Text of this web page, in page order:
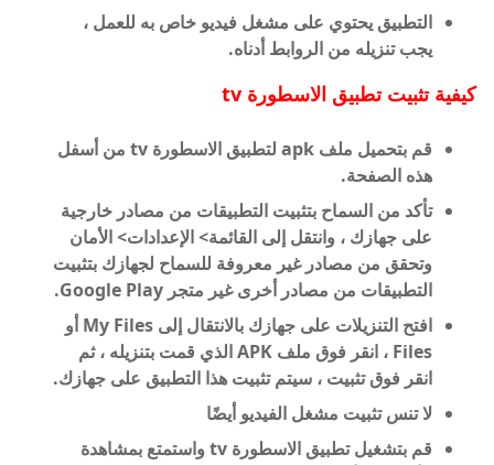
التطبيق يحتوي على مشغل فيديو خاص به للعمل ،
يجب تنزيله من الروابط أدناه.
كيفية تثبيت تطبيق الاسطورة tv
قم بتحميل ملف apk لتطبيق الاسطورة tv
من أسفل
هذه الصفحة.
تأكد من السماح بتثبيت التطبيقات من مصادر خارجية
على جهازك ، وانتقل إلى القائمة> الإعدادات> الأمان
وتحقق من مصادر غير معروفة للسماح لجهازك بتثبيت
التطبيقات من مصادر أخرى غير متجر Google Play.
افتح التنزيلات على جهازك بالانتقال إلى My Files أو
Files ، انقر فوق ملف APK الذي قمت بتنزيله ، ثم
انقر فوق تثبيت ، سيتم تثبيت هذا التطبيق على جهازك.
لا تنس تثبيت مشغل الفيديو أيضًا
قم بتشغيل تطبيق الاسطورة tv
واستمتع بمشاهدة